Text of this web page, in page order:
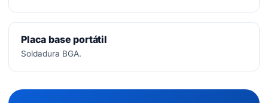
Placa base portátil
Soldadura BGA.